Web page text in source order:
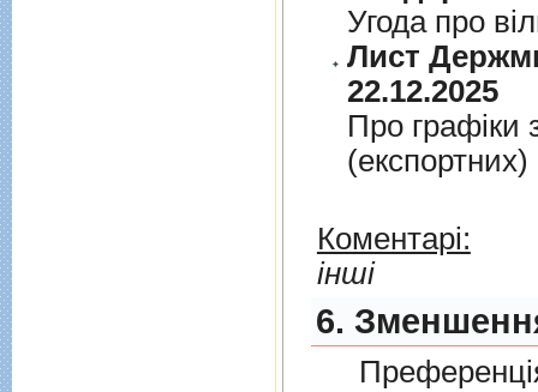
Угода про
Лист
22.12.2025
Про графiки
Коментарі:
інші
6.